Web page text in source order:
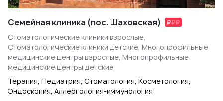
Семейная клиника (пос. Шаховская)
Стоматологические клиники взрослые,
Стоматологические клиники детские, Многопрофильные
медицинские центры взрослые, Многопрофильные
медицинские центры детские
Терапия, Педиатрия, Стоматология, Косметология,
Эндоскопия, Аллергология-иммунология